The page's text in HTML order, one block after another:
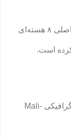
شیائومی در گوشی poco x7 pro از پردازنده اصلی ۸ هسته‌ای
شیائومی برای گوشی poco x7 pro پردازنده گرافیکی Mali-